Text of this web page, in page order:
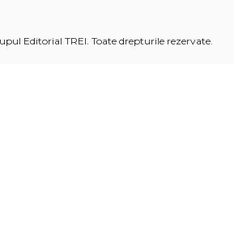
Editorial TREI. Toate drepturile rezervate.